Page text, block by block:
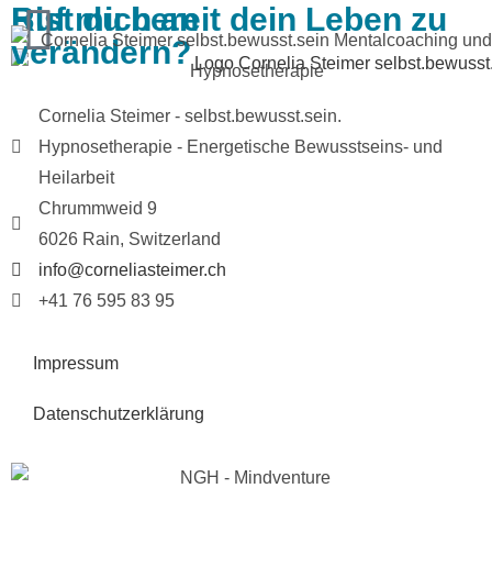
Bist du bereit dein Leben zu
verändern?
Ruf mich an
Cornelia Steimer - selbst.bewusst.sein.
Hypnosetherapie - Energetische Bewusstseins- und
Heilarbeit
Chrummweid 9
6026 Rain, Switzerland
info@corneliasteimer.ch
+41 76 595 83 95
Impressum
Datenschutzerklärung